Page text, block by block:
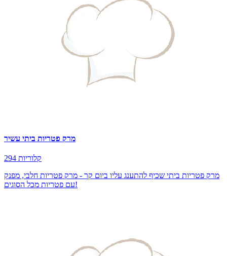
מרק פטריות ביתי עשיר
294 קלוריות
מרק פטריות ביתי שכיף להתענג עליו ביום קר - מרק פטריות חלבי, מפנק
עם פטריות מכל הסוגים!